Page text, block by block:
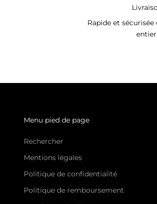
Rapide et
Menu pied de page
Rechercher
Mentions légales
Politique de confidentialité
Politique de remboursement